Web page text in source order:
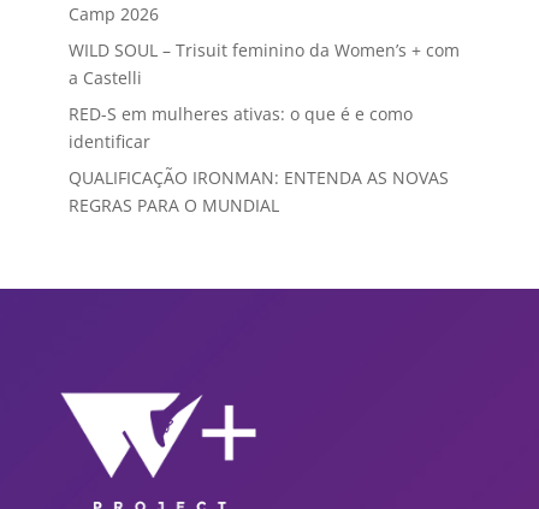
Camp 2026
WILD SOUL – Trisuit feminino da Women’s + com
a Castelli
RED-S em mulheres ativas: o que é e como
identificar
QUALIFICAÇÃO IRONMAN: ENTENDA AS NOVAS
REGRAS PARA O MUNDIAL